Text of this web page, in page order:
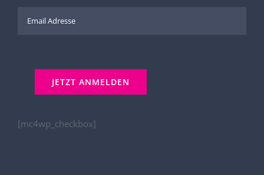
[mc4wp_checkbox]